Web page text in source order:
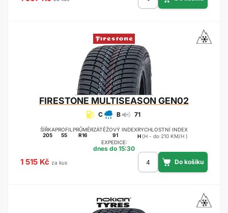
FIRESTONE MULTISEASON GEN02
C B 71
ŠÍŘKA
205
PROFIL
55
PRŮMĚR
R16
ZÁTĚŽOVÝ INDEX
91
RYCHLOSTNÍ INDEX
H (H - do 210 KM/H )
EXPEDICE:
dnes do 15:30
1 515 Kč za kus